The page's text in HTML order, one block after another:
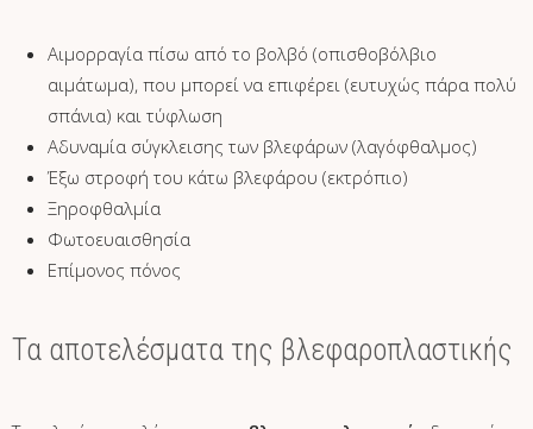
Αιμορραγία πίσω από το βολβό (οπισθοβόλβιο
αιμάτωμα), που μπορεί να επιφέρει (ευτυχώς πάρα πολύ
σπάνια) και τύφλωση
Αδυναμία σύγκλεισης των βλεφάρων (λαγόφθαλμος)
Έξω στροφή του κάτω βλεφάρου (εκτρόπιο)
Ξηροφθαλμία
Φωτοευαισθησία
Επίμονος πόνος
Τα αποτελέσματα της βλεφαροπλαστικής